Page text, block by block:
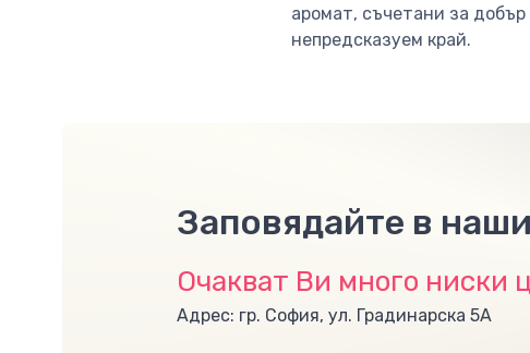
аромат, съчетани за
непредсказуем край.
Заповядайте в
Очакват Ви много ниски
Адрес: гр. София, ул. Градинарска 5А